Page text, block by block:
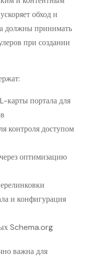
обход и
должны принимать
при создании
карты портала для
контроля доступом
оптимизацию
и конфигурация
Schema.org
важна для